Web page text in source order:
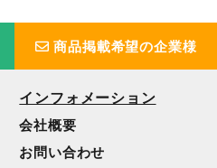
商品掲載希望の企業様
インフォメーション
会社概要
お問い合わせ